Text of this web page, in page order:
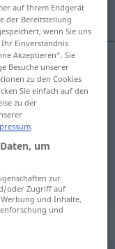
auf Ihrem Endgerät
der Bereitstellung
wenn Sie uns
Einverständnis
Akzeptieren“. Sie
Besuche unserer
zu den Cookies
Sie einfach auf den
zu der
.
um
zur
oder Zugriff auf
und Inhalte,
und